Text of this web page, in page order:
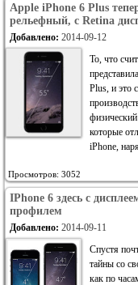
Apple iPhone 6 Plus
рельефный, с Retina
Добавлено: 2014-09-12
То, что
Plus, и это
которые
iPhone,
Просмотров: 3052
IPhone 6 здесь с
профилем
Добавлено: 2014-09-11
Спустя
тайны со
как по